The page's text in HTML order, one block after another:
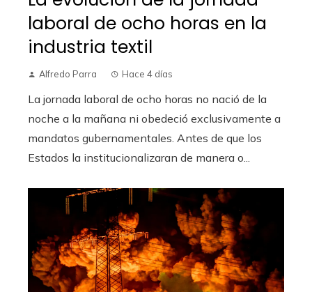
laboral de ocho horas en la
industria textil
Alfredo Parra Hace 4 días
La jornada laboral de ocho horas no nació de la
noche a la mañana ni obedeció exclusivamente a
mandatos gubernamentales. Antes de que los
Estados la institucionalizaran de manera o...